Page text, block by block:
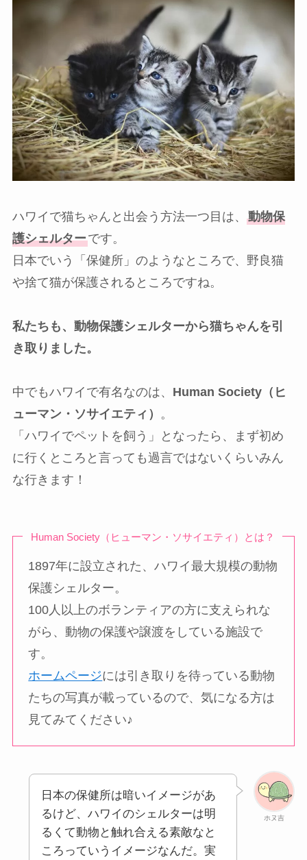
ハワイで猫ちゃんと出会う方法一つ目は、 動物保
護シェルターです。
日本でいう「保健所」のようなところで、野良猫
や捨て猫が保護されるところですね。
私たちも、動物保護シェルターから猫ちゃんを引
き取りました。
中でもハワイで有名なのは、 Human Society（ヒ
ューマン・ソサイエティ）
。
「ハワイでペットを飼う」となったら、まず初め
に行くところと言っても過言ではないくらいみん
な行きます！
Human Society（ヒューマン・ソサイエティ）とは？
1897年に設立された、ハワイ最大規模の動物
保護シェルター。
100人以上のボランティアの方に支えられな
がら、動物の保護や譲渡をしている施設で
す。
ホームページには引き取りを待っている動物
たちの写真が載っているので、気になる方は
見てみてください♪
ホヌ吉
日本の保健所は暗いイメージがあ
るけど、ハワイのシェルターは明
るくて動物と触れ合える素敵なと
ころっていうイメージなんだ。実